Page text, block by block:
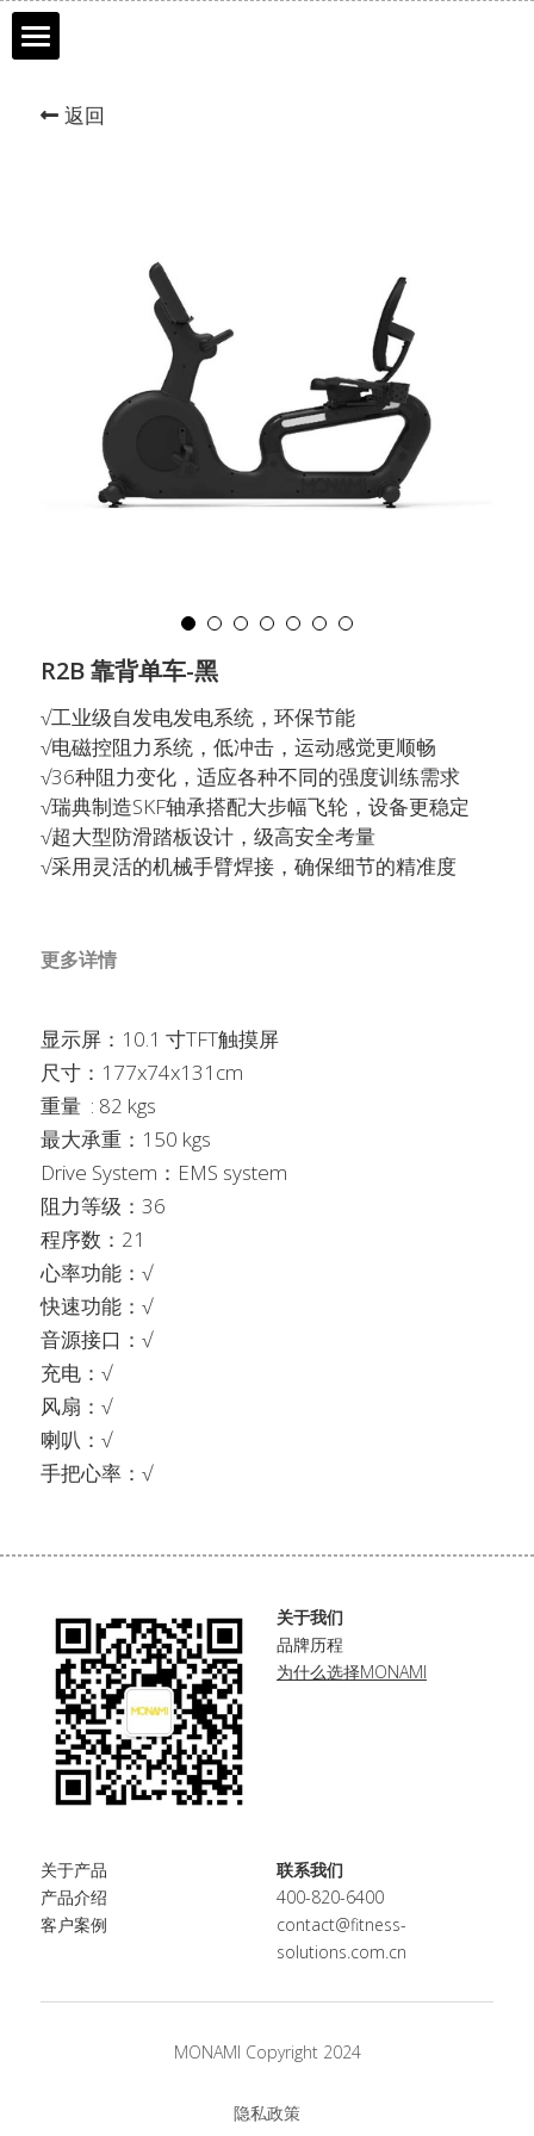
网上商城
English
返回
R2B 靠背单车-黑
√工业级自发电发电系统，环保节能
√电磁控阻力系统，低冲击，运动感觉更顺畅
√36种阻力变化，适应各种不同的强度训练需求
√瑞典制造SKF轴承搭配大步幅飞轮，设备更稳定
√超大型防滑踏板设计，级高安全考量
√采用灵活的机械手臂焊接，确保细节的精准度
更多详情
显示屏：10.1 寸TFT触摸屏
尺寸：177x74x131cm
重量  : 82 kgs
最大承重：150 kgs
Drive System：EMS system
阻力等级：36
程序数：21
心率功能：√
快速功能：√
音源接口：√
充电：√
风扇：√
喇叭：√
手把心率：√
关于我们
品牌历程
为什么选择MONAMI
关于产品
产品介绍
客户案例
联系我们
400-820-6400
contact@fitness-
solutions.com.cn
MONAMI Copyright 2024
隐私政策